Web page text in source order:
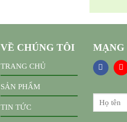
VỀ CHÚNG TÔI
TRANG CHỦ
SẢN PHẨM
TIN TỨC
MẠNG